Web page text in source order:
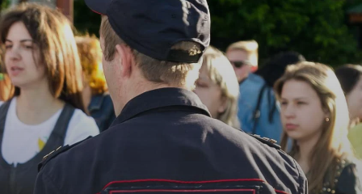
Недвижимость и ЖКХ
Образование
Общество
Погода
Праздники
Происшествия
Спорт
Экономика и бизнес